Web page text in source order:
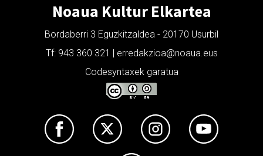
Noaua Kultur Elkartea
Bordaberri 3 Eguzkitzaldea - 20170 Usurbil
Tf: 943 360 321 | erredakzioa@noaua.eus
Codesyntaxek garatua